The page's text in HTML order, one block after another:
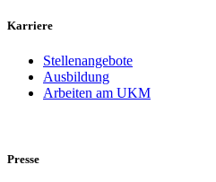
Karriere
Stellenangebote
Ausbildung
Arbeiten am UKM
Presse